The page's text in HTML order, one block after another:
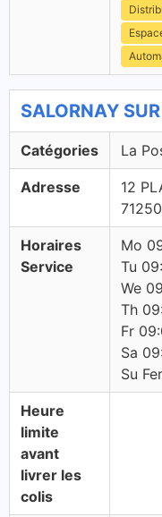
SALORNAY
Catégories La
Adresse
12
Horaires
Service
Mo
Tu
We
Th
Fr
Sa
Su
Heure
limite
avant
livrer les
colis